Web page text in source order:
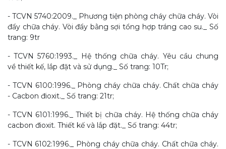
- TCVN 5740:2009._ Phương tiện phòng cháy chữa cháy. Vòi
đẩy chữa cháy. Vòi đẩy bằng sợi tổng hợp tráng cao su._ Số
trang: 9tr
- TCVN 5760:1993._ Hệ thống chữa cháy. Yêu cầu chung
về thiết kế, lắp đặt và sử dụng._ Số trang: 10Tr;
- TCVN 6100:1996._ Phòng cháy chữa cháy. Chất chữa cháy
- Cacbon đioxit._ Số trang: 21tr;
- TCVN 6101:1996._ Thiết bị chữa cháy. Hệ thống chữa cháy
cacbon đioxit. Thiết kế và lắp đặt._ Số trang: 44tr;
- TCVN 6102:1996._ Phòng cháy chữa cháy. Chất chữa cháy.